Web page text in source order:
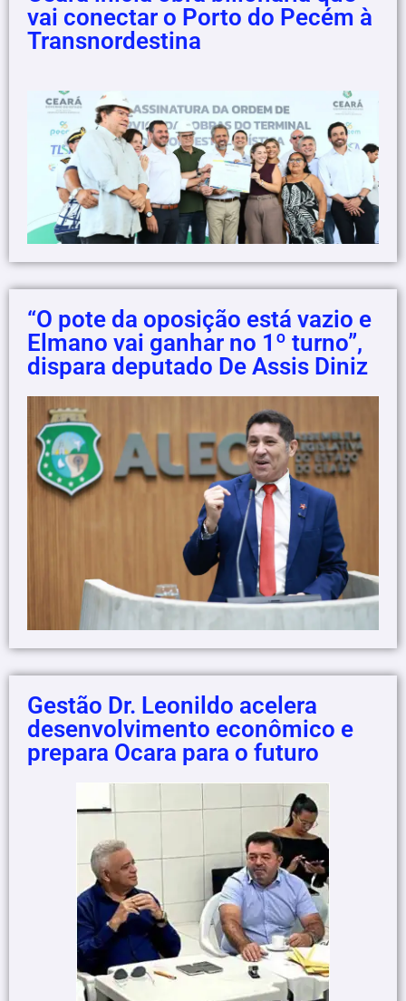
vai conectar o Porto do Pecém à
Transnordestina
“O pote da oposição está vazio e
Elmano vai ganhar no 1º turno”,
dispara deputado De Assis Diniz
Gestão Dr. Leonildo acelera
desenvolvimento econômico e
prepara Ocara para o futuro